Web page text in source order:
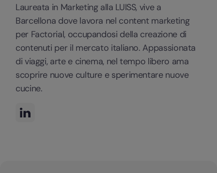
Laureata in Marketing alla LUISS, vive a
Barcellona dove lavora nel content marketing
per Factorial, occupandosi della creazione di
contenuti per il mercato italiano. Appassionata
di viaggi, arte e cinema, nel tempo libero ama
scoprire nuove culture e sperimentare nuove
cucine.